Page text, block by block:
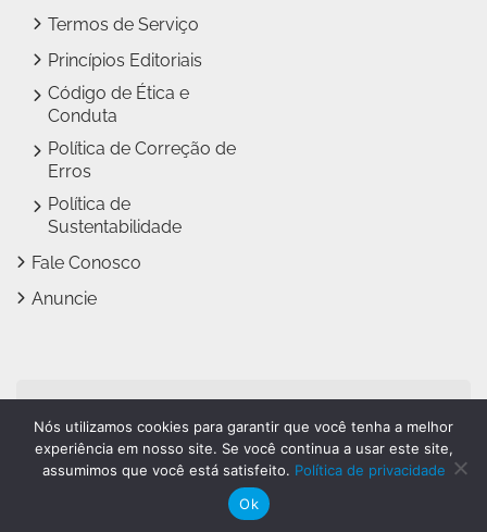
Termos de Serviço
Princípios Editoriais
Código de Ética e
Conduta
Política de Correção de
Erros
Política de
Sustentabilidade
Fale Conosco
Anuncie
Jundiaí Notícias faz parte
doGrupo Novo Dia
Nós utilizamos cookies para garantir que você tenha a melhor
experiência em nosso site. Se você continua a usar este site,
assumimos que você está satisfeito. Política de privacidade
Ok